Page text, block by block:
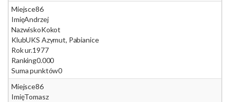
Miejsce86
ImięAndrzej
NazwiskoKokot
KlubUKS Azymut, Pabianice
Rok ur.1977
Ranking0.000
Suma punktów0
Miejsce86
ImięTomasz